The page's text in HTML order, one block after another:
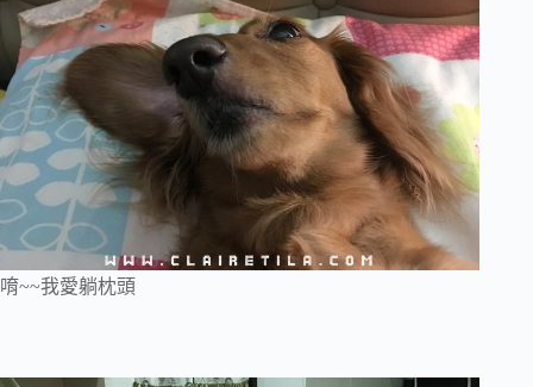
唷~~我愛躺枕頭